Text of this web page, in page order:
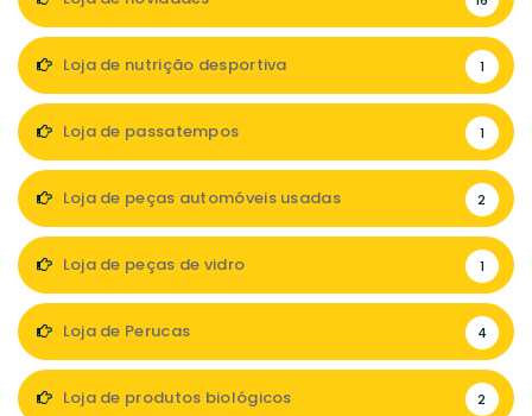
Loja de nutrição desportiva 1
Loja de passatempos 1
Loja de peças automóveis usadas 2
Loja de peças de vidro 1
Loja de Perucas 4
Loja de produtos biológicos 2